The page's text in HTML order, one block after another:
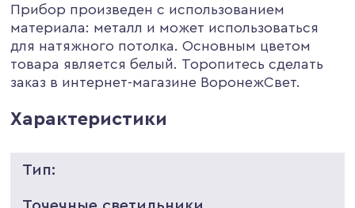
Прибор произведен с использованием
материала: металл и может использоваться
для натяжного потолка. Основным цветом
товара является белый. Торопитесь сделать
заказ в интернет-магазине ВоронежСвет.
Характеристики
Тип: